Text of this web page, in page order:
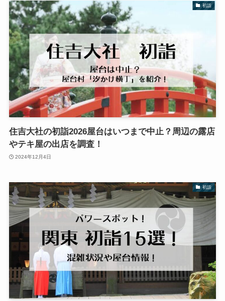
初詣
住吉大社の初詣2026屋台はいつまで中止？周辺の露店
やテキ屋の出店を調査！
2024年12月4日
初詣